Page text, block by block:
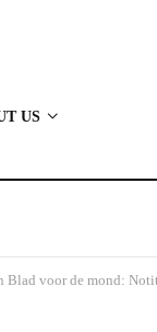
US
Blad voor de mond: